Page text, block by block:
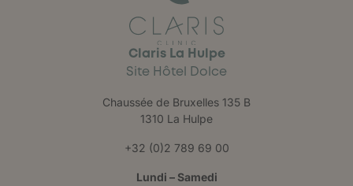
Claris La Hulpe
Site Hôtel Dolce
Chaussée de Bruxelles 135 B
1310 La Hulpe
+32 (0)2 789 69 00
Lundi – Samedi